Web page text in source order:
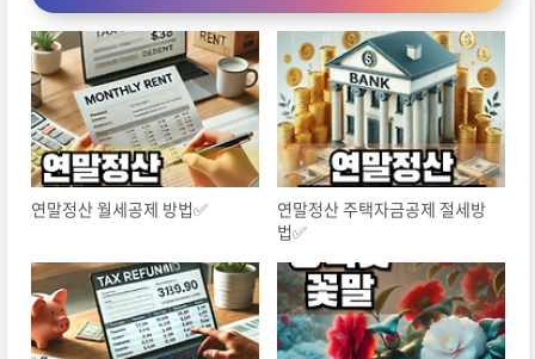
연말정산 월세공제 방법✅
연말정산 주택자금공제 절세방
법✅